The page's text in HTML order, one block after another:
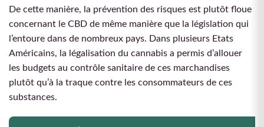
De cette manière, la prévention des risques est plutôt floue
concernant le CBD de même manière que la législation qui
l’entoure dans de nombreux pays. Dans plusieurs Etats
Américains, la légalisation du cannabis a permis d’allouer
les budgets au contrôle sanitaire de ces marchandises
plutôt qu’à la traque contre les consommateurs de ces
substances.